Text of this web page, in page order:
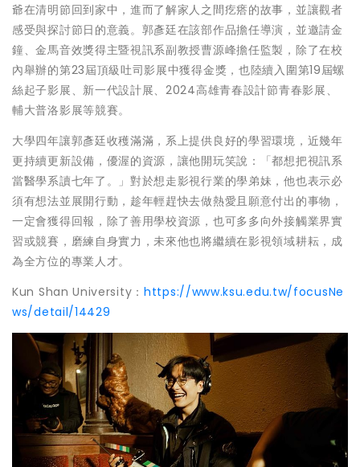
爺在清明節回到家中，進而了解家人之間疙瘩的故事，並讓觀者
感受與探討節日的意義。郭彥廷在該部作品擔任導演，並邀請金
鐘、金馬音效獎得主暨視訊系副教授曹源峰擔任監製，除了在校
內舉辦的第23屆頂級吐司影展中獲得金獎，也陸續入圍第19屆螺
絲起子影展、新一代設計展、2024高雄青春設計節青春影展、
輔大普洛影展等競賽。
大學四年讓郭彥廷收穫滿滿，系上提供良好的學習環境，近幾年
更持續更新設備，優渥的資源，讓他開玩笑說：「都想把視訊系
當醫學系讀七年了。」對於想走影視行業的學弟妹，他也表示必
須有想法並展開行動，趁年輕趕快去做熱愛且願意付出的事物，
一定會獲得回報，除了善用學校資源，也可多多向外接觸業界實
習或競賽，磨練自身實力，未來他也將繼續在影視領域耕耘，成
為全方位的專業人才。
Kun Shan University： https://www.ksu.edu.tw/focusNe
ws/detail/14429